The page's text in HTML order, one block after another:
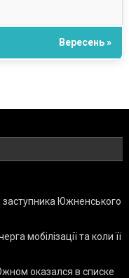
Вересень »
Южненського
мобілізації та коли її
оказался в списке